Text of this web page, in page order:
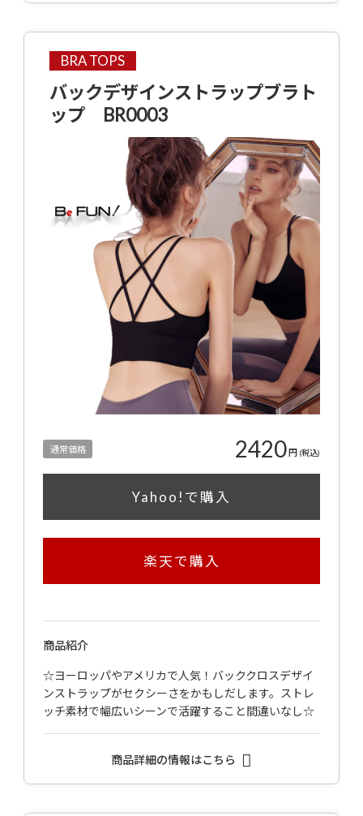
BRA TOPS
バックデザインストラップブラト
ップ BR0003
通常価格 2420 円 (税込)
Yahoo!で購入
楽天で購入
商品紹介
☆ヨーロッパやアメリカで人気！バッククロスデザイ
ンストラップがセクシーさをかもしだします。ストレ
ッチ素材で幅広いシーンで活躍すること間違いなし☆
商品詳細の情報はこちら